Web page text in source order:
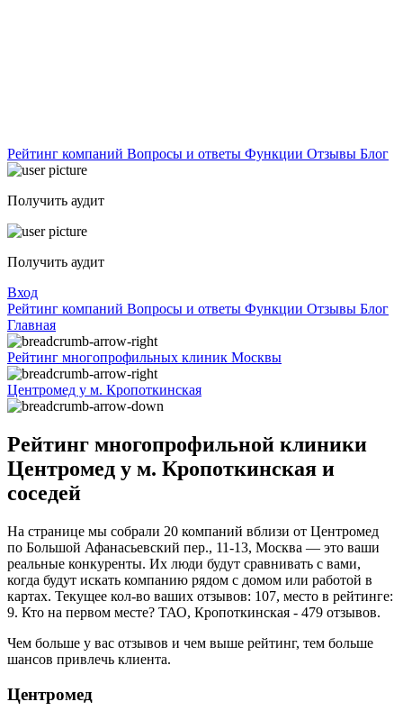
Рейтинг компаний Вопросы и ответы Функции Отзывы Блог
Получить аудит
Получить аудит
Вход
Рейтинг компаний Вопросы и ответы Функции Отзывы Блог
Главная
Рейтинг многопрофильных клиник Москвы
Центромед у м. Кропоткинская
Рейтинг многопрофильной клиники
Центромед у м. Кропоткинская и
соседей
На странице мы собрали 20 компаний вблизи от Центромед
по Большой Афанасьевский пер., 11-13, Москва — это ваши
реальные конкуренты. Их люди будут сравнивать с вами,
когда будут искать компанию рядом с домом или работой в
картах. Текущее кол-во ваших отзывов: 107, место в рейтинге:
9. Кто на первом месте? ТАО, Кропоткинская - 479 отзывов.
Чем больше у вас отзывов и чем выше рейтинг, тем больше
шансов привлечь клиента.
Центромед